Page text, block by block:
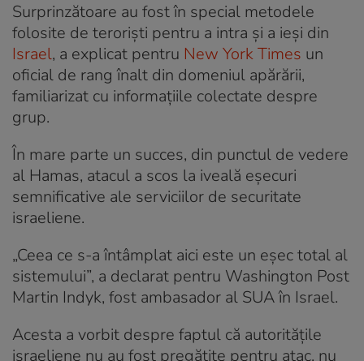
Surprinzătoare au fost în special metodele
folosite de teroriști pentru a intra și a ieși din
Israel, a explicat pentru New York Times un
oficial de rang înalt din domeniul apărării,
familiarizat cu informațiile colectate despre
grup.
În mare parte un succes, din punctul de vedere
al Hamas, atacul a scos la iveală eșecuri
semnificative ale serviciilor de securitate
israeliene.
„Ceea ce s-a întâmplat aici este un eșec total al
sistemului”, a declarat pentru Washington Post
Martin Indyk, fost ambasador al SUA în Israel.
Acesta a vorbit despre faptul că autoritățile
israeliene nu au fost pregătite pentru atac, nu